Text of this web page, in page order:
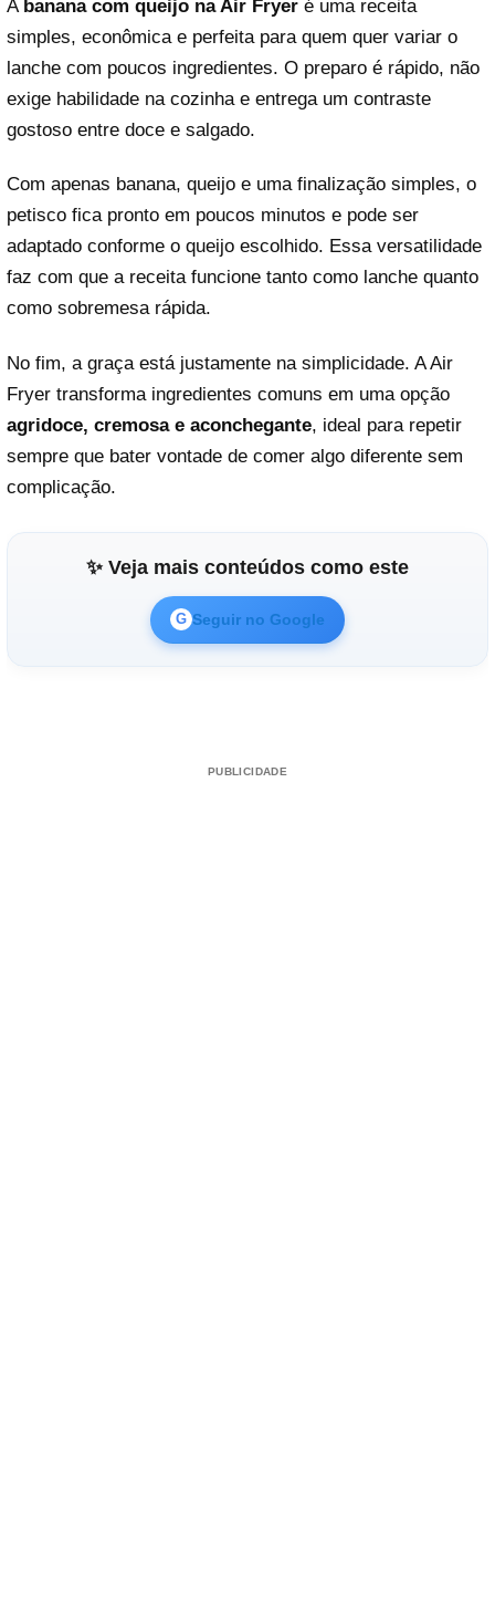
A banana com queijo na Air Fryer é uma receita
simples, econômica e perfeita para quem quer variar o
lanche com poucos ingredientes. O preparo é rápido, não
exige habilidade na cozinha e entrega um contraste
gostoso entre doce e salgado.
Com apenas banana, queijo e uma finalização simples, o
petisco fica pronto em poucos minutos e pode ser
adaptado conforme o queijo escolhido. Essa versatilidade
faz com que a receita funcione tanto como lanche quanto
como sobremesa rápida.
No fim, a graça está justamente na simplicidade. A Air
Fryer transforma ingredientes comuns em uma opção
agridoce, cremosa e aconchegante, ideal para repetir
sempre que bater vontade de comer algo diferente sem
complicação.
✨ Veja mais conteúdos como este
G Seguir no Google
PUBLICIDADE